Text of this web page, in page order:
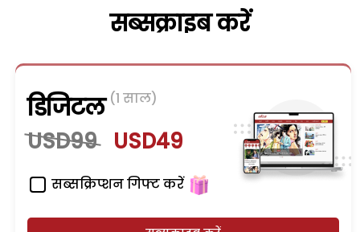
सब्सक्राइब करें
डिजिटल (1 साल)
USD99 USD49
सब्सक्रिप्शन गिफ्ट करें